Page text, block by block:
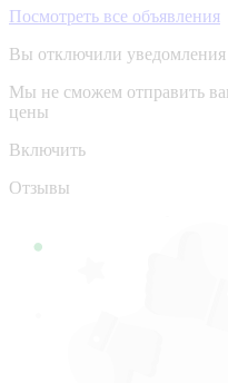
Посмотреть все объявления
Вы отключили уведомления
Мы не сможем отправить
цены
Включить
Отзывы